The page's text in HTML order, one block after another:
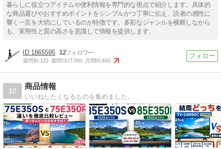
暮らしに役立つアイテムや便利情報を専門的な視点で紹介します。具体的
な商品選びやおすすめポイントをシンプルかつ丁寧に伝え、読者の感性に
響く一言を大切にしているのが特徴です。多彩なジャンルを横断しながら
も、実用性と質の高さを意識して情報を提供します。
1865595 12
週間IN:120 週間OUT:390 月間IN:460
10
商品情報
いいねしたくなるものを集めました。